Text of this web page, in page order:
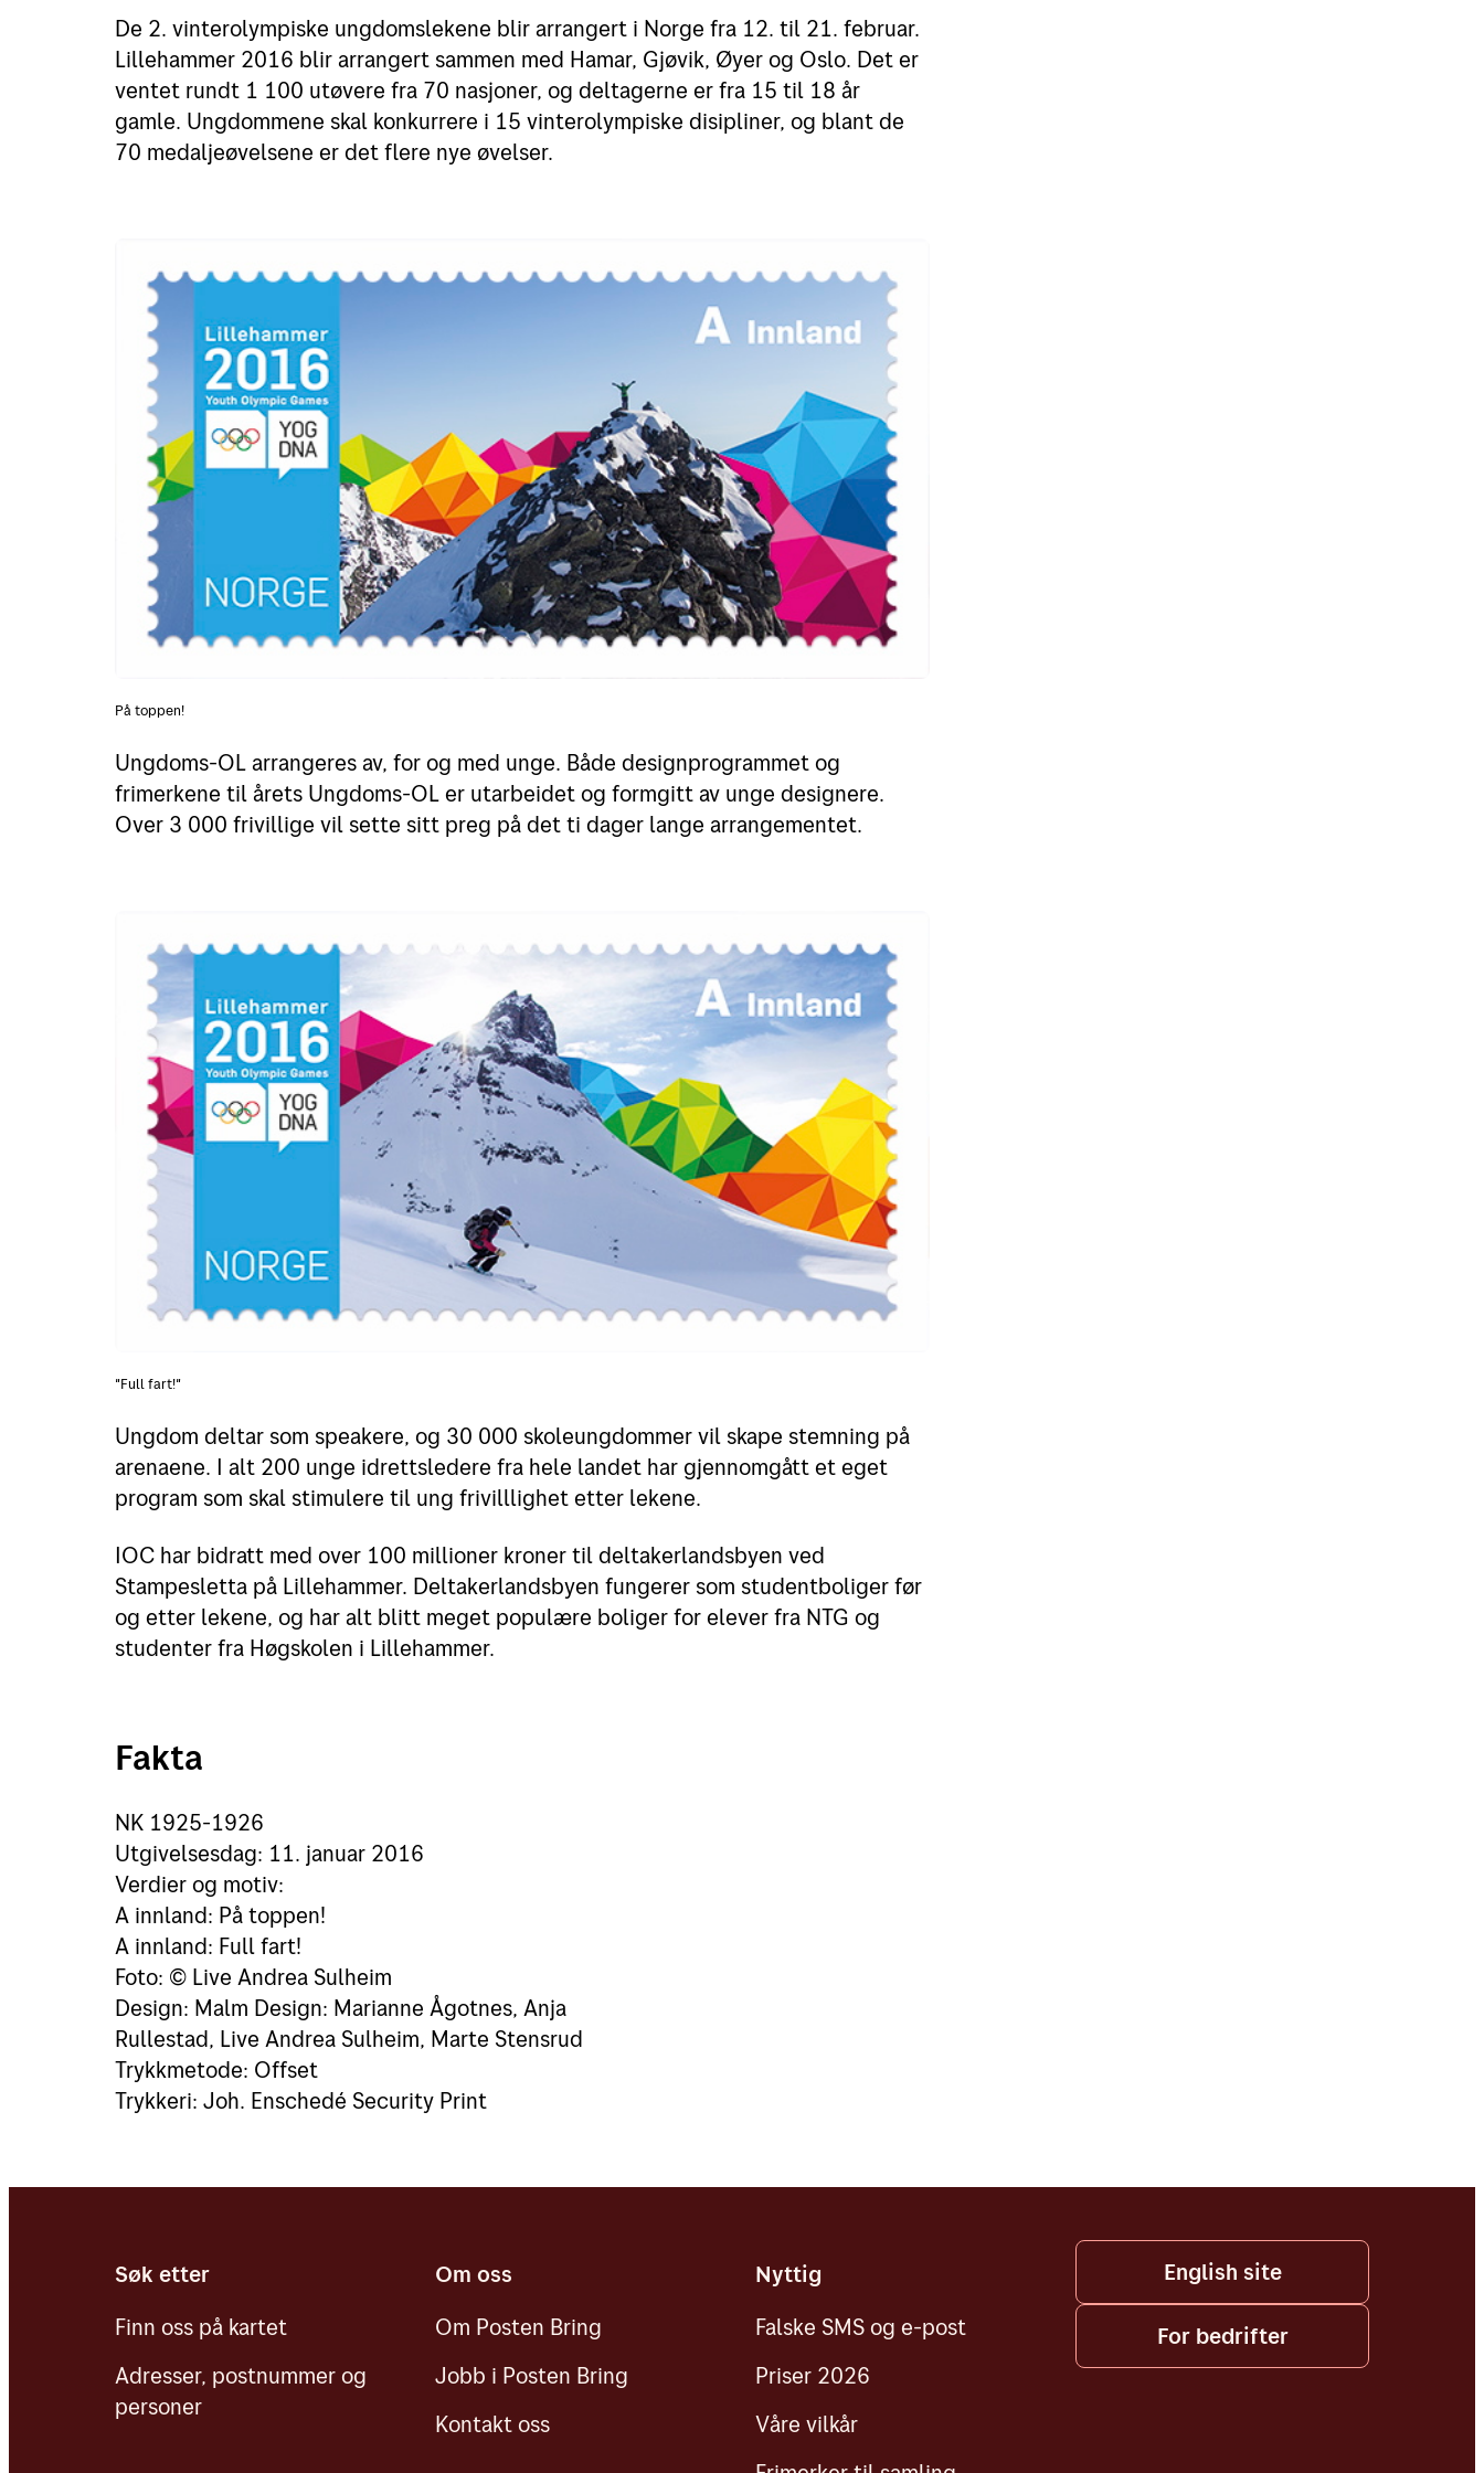
Retur
Priser for 2026
Leie postboks
Fortolling av sendinger
De 2. vinterolympiske ungdomslekene blir arrangert i Norge fra 12. til 21. februar.
Lillehammer 2016 blir arrangert sammen med Hamar, Gjøvik, Øyer og Oslo. Det er
ventet rundt 1 100 utøvere fra 70 nasjoner, og deltagerne er fra 15 til 18 år
gamle. Ungdommene skal konkurrere i 15 vinterolympiske disipliner, og blant de
70 medaljeøvelsene er det flere nye øvelser.
På toppen!
Ungdoms-OL arrangeres av, for og med unge. Både designprogrammet og
frimerkene til årets Ungdoms-OL er utarbeidet og formgitt av unge designere.
Over 3 000 frivillige vil sette sitt preg på det ti dager lange arrangementet.
"Full fart!"
Ungdom deltar som speakere, og 30 000 skoleungdommer vil skape stemning på
arenaene. I alt 200 unge idrettsledere fra hele landet har gjennomgått et eget
program som skal stimulere til ung frivilllighet etter lekene.
IOC har bidratt med over 100 millioner kroner til deltakerlandsbyen ved
Stampesletta på Lillehammer. Deltakerlandsbyen fungerer som studentboliger før
og etter lekene, og har alt blitt meget populære boliger for elever fra NTG og
studenter fra Høgskolen i Lillehammer.
Fakta
NK 1925-1926
Utgivelsesdag: 11. januar 2016
Verdier og motiv:
A innland: På toppen!
A innland: Full fart!
Foto: © Live Andrea Sulheim
Design: Malm Design: Marianne Ågotnes, Anja
Rullestad, Live Andrea Sulheim, Marte Stensrud
Trykkmetode: Offset
Trykkeri: Joh. Enschedé Security Print
English site
For bedrifter
Søk etter
Finn oss på kartet
Adresser, postnummer og
personer
Om oss
Om Posten Bring
Jobb i Posten Bring
Kontakt oss
Nyttig
Falske SMS og e-post
Priser 2026
Våre vilkår